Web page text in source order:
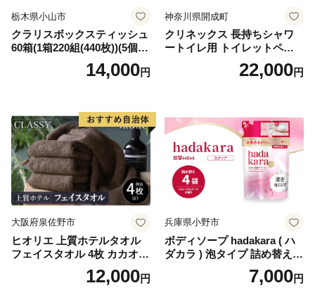
栃木県小山市
クラリスボックスティッシュ
60箱(1箱220組(440枚))(5個入
り×12セット)【1256759】
14,000円
神奈川県開成町
クリネックス 長持ちシャワ
ートイレ用 トイレットペー
パー（ダブル）64ロール(8ロ
ール×8パック) 開成町 トイレ
蓄 防災 エコ 消耗品 生活雑貨
生活用品 無香料 トイレット
ペーパー ダブル といれっと
ぺーぱー トイレ クレシア ト
イレットペーパー [BDBH002
-1]
22,000円
大阪府泉佐野市
ヒオリエ 上質ホテルタオル
フェイスタオル 4枚 カカオ
【タオル 泉州タオル 吸水 普
段使い 無地 シンプル 日用品
12,000円
兵庫県小野市
ボディソープ hadakara ( ハ
ダカラ ) 泡タイプ 詰め替え 4
40ml×4袋 ボディーソープ 泡
ボディソープ 泡 日用品 消耗
7,000円